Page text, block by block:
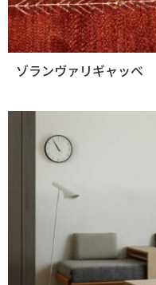
ゾランヴァリギャッベ